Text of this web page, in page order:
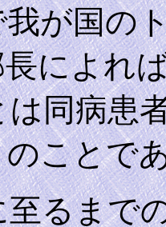
が国の
によれ
同病患
ことで
るまで